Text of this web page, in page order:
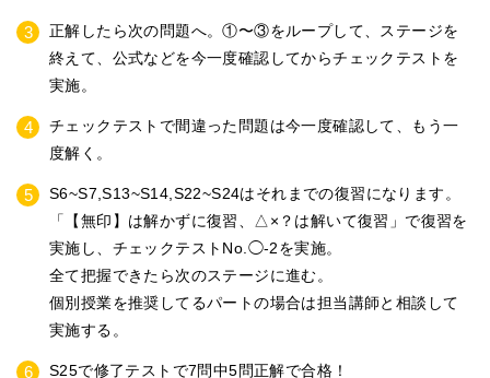
正解したら次の問題へ。①〜③をループして、ステージを
終えて、公式などを今一度確認してからチェックテストを
実施。
チェックテストで間違った問題は今一度確認して、もう一
度解く。
S6~S7,S13~S14,S22~S24はそれまでの復習になります。
「【無印】は解かずに復習、△×？は解いて復習」で復習を
実施し、チェックテストNo.◯-2を実施。
全て把握できたら次のステージに進む。
個別授業を推奨してるパートの場合は担当講師と相談して
実施する。
S25で修了テストで7問中5問正解で合格！